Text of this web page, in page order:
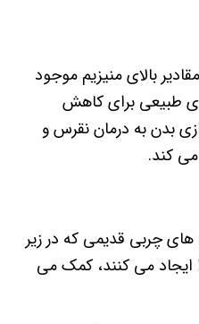
بالای منیزیم موجود
طبیعی برای کاهش
بدن به درمان نقرس و
کند.
چربی قدیمی که در زیر
می کنند، کمک می